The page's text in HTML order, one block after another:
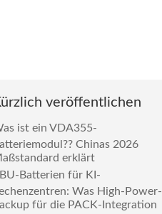
veröffentlichen
ist ein VDA355-
Chinas 2026
erklärt
Batterien für KI-
Was High-Power-
für die PACK-Integration